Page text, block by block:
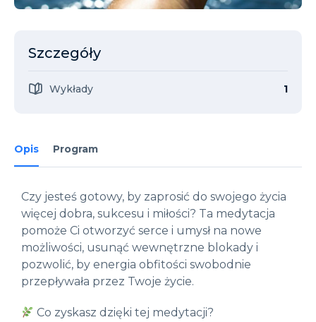
Opis Program
Czy jesteś gotowy, by zaprosić do swojego życia
więcej dobra, sukcesu i miłości? Ta medytacja
pomoże Ci otworzyć serce i umysł na nowe
możliwości, usunąć wewnętrzne blokady i
pozwolić, by energia obfitości swobodnie
przepływała przez Twoje życie.
Co zyskasz dzięki tej medytacji?
Szczegóły
Wykłady 1